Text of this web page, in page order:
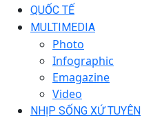
QUỐC TẾ
MULTIMEDIA
Photo
Infographic
Emagazine
Video
NHỊP SỐNG XỨ TUYÊN